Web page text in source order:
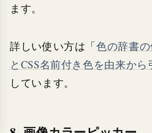
ます。
詳しい使い方は「色の辞書
とCSS名前付き色を由来か
しています。